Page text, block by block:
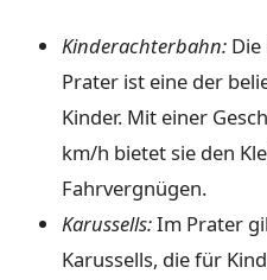
Kinderachterbahn:
Prater ist eine der
Kinder. Mit einer
km/h bietet sie den
Fahrvergnügen.
Karussells:Im Prater
Karussells, die für